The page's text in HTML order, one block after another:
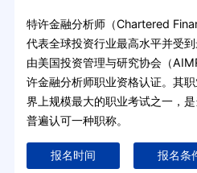
特许金融分析师（Chartered
代表全球投资行业最高水平并受
由美国投资管理与研究协会（
许金融分析师职业资格认证。其
界上规模最大的职业考试之一，
普遍认可一种职称。
报名时间 报名条